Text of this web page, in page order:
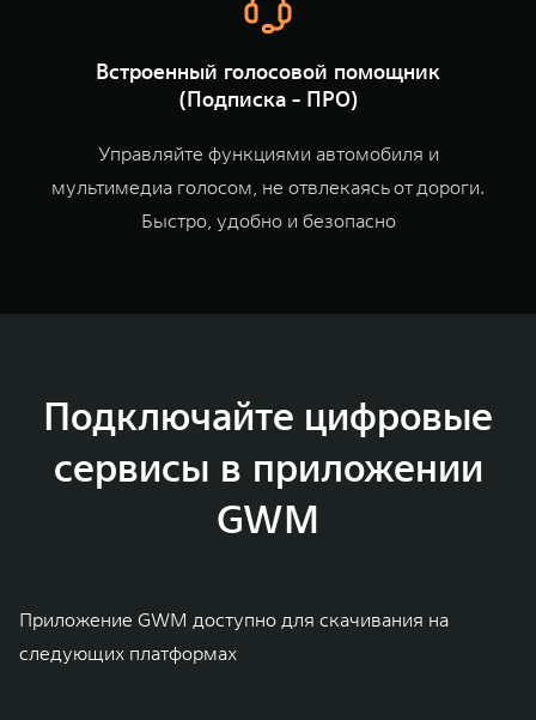
Встроенный голосовой помощник
(Подписка - ПРО)
Управляйте функциями автомобиля и
мультимедиа голосом, не отвлекаясь от дороги.
Быстро, удобно и безопасно
Подключайте цифровые
сервисы в приложении
GWM
Приложение GWM доступно для скачивания на
следующих платформах